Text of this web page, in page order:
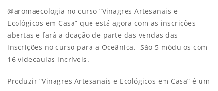
@aromaecologia no curso “Vinagres Artesanais e
Ecológicos em Casa” que está agora com as inscrições
abertas e fará a doação de parte das vendas das
inscrições no curso para a Oceânica. São 5 módulos com
16 videoaulas incríveis.
Produzir “Vinagres Artesanais e Ecológicos em Casa” é um